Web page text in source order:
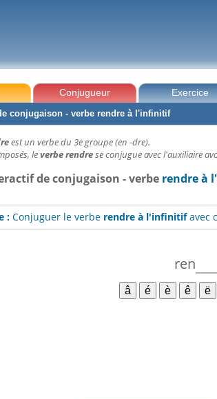
Conjugueur Exercice
conjugaison - verbe rendre à l'infinitif
est un verbe du 3e groupe (en -dre).
leverbe rendrese conjugue avec l'auxiliaire
de conjugaison - verbe rendre à
:Conjuguer le verbe rendre à l'infinitifavec
ren